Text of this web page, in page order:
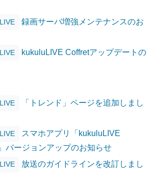
録画サーバ増強メンテナンスのお
kukuluLIVE Coffretアップデートの
「トレンド」ページを追加しまし
スマホアプリ「kukuluLIVE
バージョンアップのお知らせ
放送のガイドラインを改訂しまし